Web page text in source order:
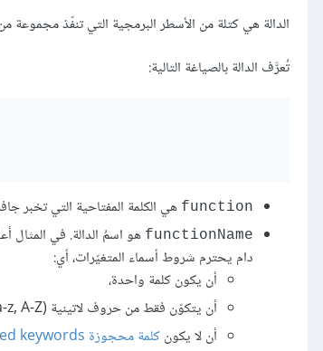
الدالة هي كتلة من الأسطر البرمجية التي تنفّذ مجموعة
تُعرَّف الدالة بالصياغة التالية:
function هي الكلمة المفتاحية التي تخبر
functionName هو اسمُ الدالة. في المثال
دام يحترم شروط أسماء المتغيّرات، أي:
أن يكون كلمة واحدة،
أن يتكوّن فقط من حروف لاتينية (a-z, A-Z)، أرقام (0-9) أو علامة تسطير سفلي
أن لا يكونكلمة محجوزة Reserved keywords